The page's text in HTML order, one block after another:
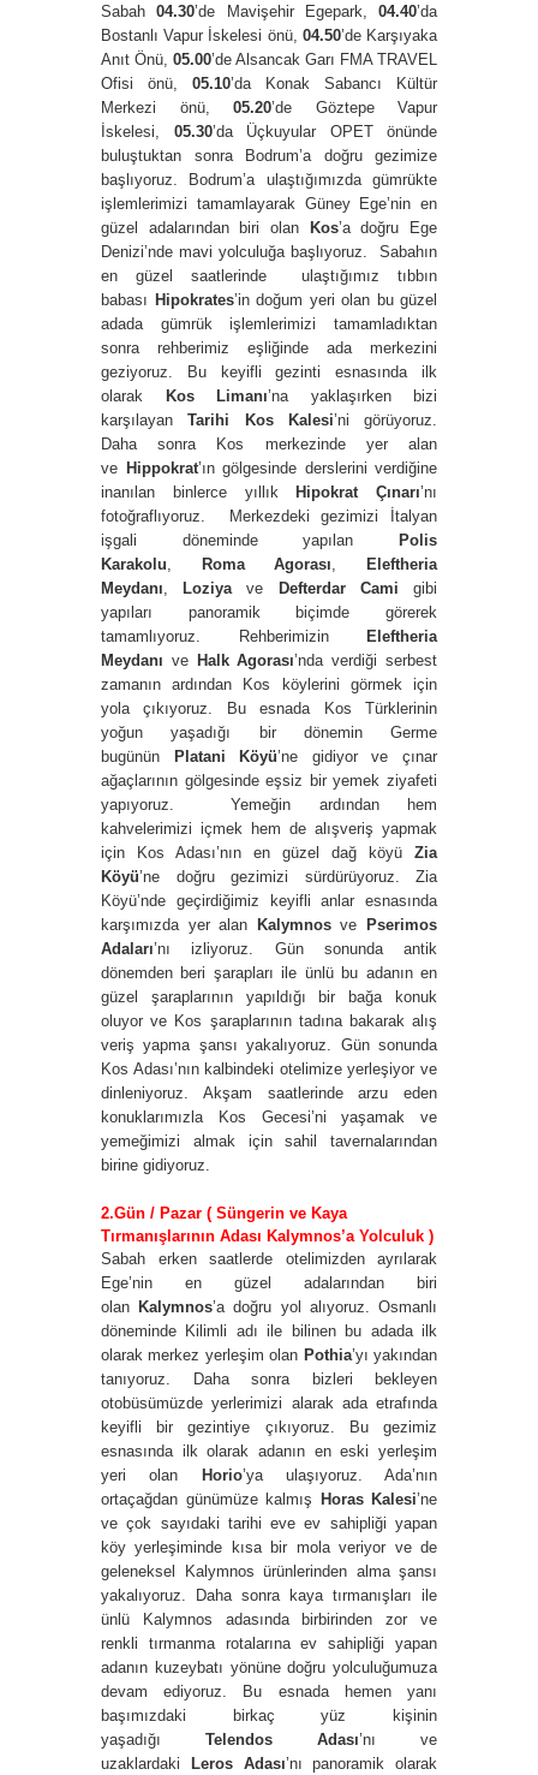
Sabah04.30’de Mavişehir Egepark, 04.40’da
Bostanlı Vapur İskelesi önü, 04.50’de Karşıyaka
Anıt Önü, 05.00’de Alsancak Garı FMA TRAVEL
Ofisi önü, 05.10’da Konak Sabancı Kültür
Merkezi önü, 05.20’de Göztepe Vapur
İskelesi, 05.30’da Üçkuyular OPET önünde
buluştuktan sonra Bodrum’a doğru gezimize
başlıyoruz. Bodrum’a ulaştığımızda gümrükte
işlemlerimizi tamamlayarak Güney Ege’nin en
güzel adalarından biri olan
Kos’a doğru Ege
Denizi’nde mavi yolculuğa başlıyoruz. Sabahın
en güzel saatlerinde ulaştığımız tıbbın
babası Hipokrates’in doğum yeri olan bu güzel
adada gümrük işlemlerimizi tamamladıktan
sonra rehberimiz eşliğinde ada merkezini
geziyoruz. Bu keyifli gezinti esnasında ilk
olarak
Kos Limanı’na yaklaşırken bizi
karşılayanTarihi Kos Kalesi’ni görüyoruz.
Daha sonra Kos merkezinde yer alan
ve Hippokrat’ın gölgesinde derslerini verdiğine
inanılan binlerce yıllık
Hipokrat Çınarı’nı
fotoğraflıyoruz. Merkezdeki gezimizi İtalyan
işgali döneminde yapılan
Polis
Karakolu
Roma Agorası
Eleftheria
Meydanı
Loziyave Defterdar Cami gibi
yapıları panoramik biçimde görerek
tamamlıyoruz. Rehberimizin
Eleftheria
Meydanı ve Halk Agorası’nda verdiği serbest
zamanın ardından Kos köylerini görmek için
yola çıkıyoruz. Bu esnada Kos Türklerinin
yoğun yaşadığı bir dönemin Germe
bugünün
Platani Köyü’ne gidiyor ve çınar
ağaçlarının gölgesinde eşsiz bir yemek ziyafeti
yapıyoruz. Yemeğin ardından hem
kahvelerimizi içmek hem de alışveriş yapmak
için Kos Adası’nın en güzel dağ köyü Zia
Köyü’ne doğru gezimizi sürdürüyoruz. Zia
Köyü’nde geçirdiğimiz keyifli anlar esnasında
karşımızda yer alan
Kalymnosve
Pserimos
Adaları’nı izliyoruz. Gün sonunda antik
dönemden beri şarapları ile ünlü bu adanın en
güzel şaraplarının yapıldığı bir bağa konuk
oluyor ve Kos şaraplarının tadına bakarak alış
veriş yapma şansı yakalıyoruz. Gün sonunda
Kos Adası’nın kalbindeki otelimize yerleşiyor ve
dinleniyoruz. Akşam saatlerinde arzu eden
konuklarımızla Kos Gecesi’ni yaşamak ve
yemeğimizi almak için sahil tavernalarından
birine gidiyoruz.
2.Gün / Pazar ( Süngerin ve Kaya
Tırmanışlarının Adası Kalymnos’a Yolculuk )
Sabah erken saatlerde otelimizden ayrılarak
Ege’nin en güzel adalarından biri
olan Kalymnos’a doğru yol alıyoruz. Osmanlı
döneminde Kilimli adı ile bilinen bu adada ilk
olarak merkez yerleşim olan Pothia’yı yakından
tanıyoruz. Daha sonra bizleri bekleyen
otobüsümüzde yerlerimizi alarak ada etrafında
keyifli bir gezintiye çıkıyoruz. Bu gezimiz
esnasında ilk olarak adanın en eski yerleşim
yeri olan
Horio’ya ulaşıyoruz. Ada’nın
ortaçağdan günümüze kalmış
Horas Kalesi’ne
ve çok sayıdaki tarihi eve ev sahipliği yapan
köy yerleşiminde kısa bir mola veriyor ve de
geleneksel Kalymnos ürünlerinden alma şansı
yakalıyoruz. Daha sonra kaya tırmanışları ile
ünlü Kalymnos adasında birbirinden zor ve
renkli tırmanma rotalarına ev sahipliği yapan
adanın kuzeybatı yönüne doğru yolculuğumuza
devam ediyoruz. Bu esnada hemen yanı
başımızdaki birkaç yüz kişinin
yaşadığı Telendos Adası’nı ve
uzaklardaki
Leros Adası’nı panoramik olarak